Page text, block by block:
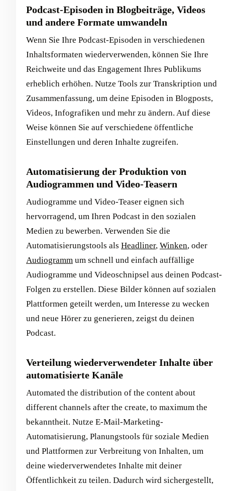
Podcast-Episoden in Blogbeiträge, Videos
und andere Formate umwandeln
Wenn Sie Ihre Podcast-Episoden in verschiedenen
Inhaltsformaten wiederverwenden, können Sie Ihre
Reichweite und das Engagement Ihres Publikums
erheblich erhöhen. Nutze Tools zur Transkription und
Zusammenfassung, um deine Episoden in Blogposts,
Videos, Infografiken und mehr zu ändern. Auf diese
Weise können Sie auf verschiedene öffentliche
Einstellungen und deren Inhalte zugreifen.
Automatisierung der Produktion von
Audiogrammen und Video-Teasern
Audiogramme und Video-Teaser eignen sich
hervorragend, um Ihren Podcast in den sozialen
Medien zu bewerben. Verwenden Sie die
Automatisierungstools als Headliner, Winken, oder
Audiogramm um schnell und einfach auffällige
Audiogramme und Videoschnipsel aus deinen Podcast-
Folgen zu erstellen. Diese Bilder können auf sozialen
Plattformen geteilt werden, um Interesse zu wecken
und neue Hörer zu generieren, zeigst du deinen
Podcast.
Verteilung wiederverwendeter Inhalte über
automatisierte Kanäle
Automated the distribution of the content about
different channels after the create, to maximum the
bekanntheit. Nutze E-Mail-Marketing-
Automatisierung, Planungstools für soziale Medien
und Plattformen zur Verbreitung von Inhalten, um
deine wiederverwendetes Inhalte mit deiner
Öffentlichkeit zu teilen. Dadurch wird sichergestellt,